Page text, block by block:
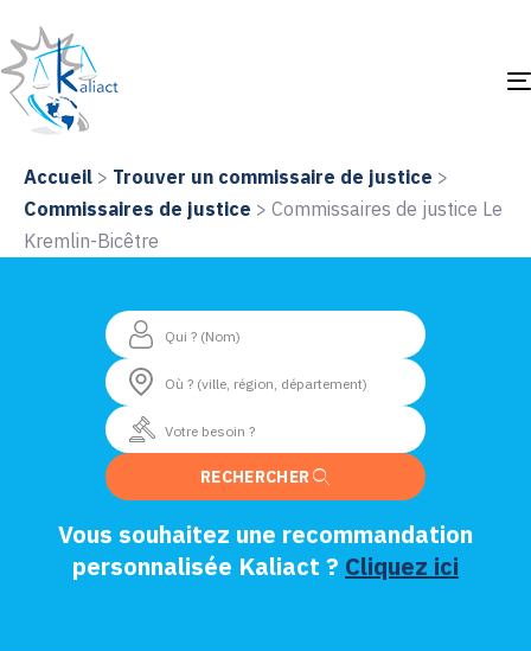
Accueil > Trouver un commissaire de justice >
Commissaires de justice > Commissaires de justice Le
Kremlin-Bicêtre
RECHERCHER
Vous souhaitez une recommandation
personnalisée Kaliact ? Cliquez ici